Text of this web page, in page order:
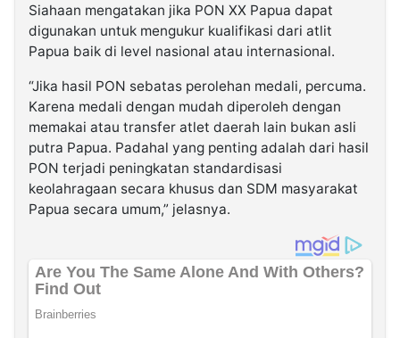
Siahaan mengatakan jika PON XX Papua dapat
digunakan untuk mengukur kualifikasi dari atlit
Papua baik di level nasional atau internasional.
“Jika hasil PON sebatas perolehan medali, percuma.
Karena medali dengan mudah diperoleh dengan
memakai atau transfer atlet daerah lain bukan asli
putra Papua. Padahal yang penting adalah dari hasil
PON terjadi peningkatan standardisasi
keolahragaan secara khusus dan SDM masyarakat
Papua secara umum,” jelasnya.